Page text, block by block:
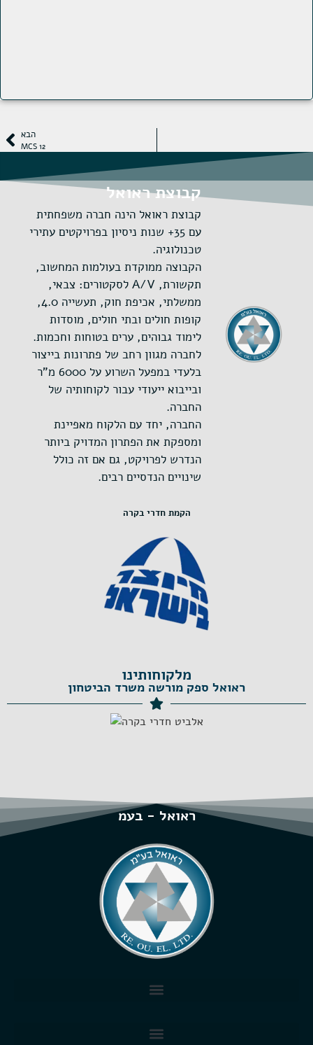
הבא
MCS 12
קבוצת ראואל
קבוצת ראואל הינה חברה משפחתית
עם 35+ שנות ניסיון בפרויקטים עתירי
טכנולוגיה.
הקבוצה ממוקדת בעולמות המחשוב,
תקשורת, A/V לסקטורים: צבאי,
ממשלתי, אכיפת חוק, תעשייה 4.0,
קופות חולים ובתי חולים, מוסדות
לימוד גבוהים, ערים בטוחות וחכמות.
לחברה מגוון רחב של פתרונות בייצור
בלעדי במפעל השרוע על 6000 מ"ר
ובייבוא ייעודי עבור לקוחותיה של
החברה.
החברה, יחד עם הלקוח מאפיינת
ומספקת את הפתרון המדויק ביותר
הנדרש לפרויקט, גם אם זה כולל
שינויים הנדסיים רבים.
הקמת חדרי בקרה
מלקוחותינו
ראואל ספק מורשה משרד הביטחון
ראואל - בעמ